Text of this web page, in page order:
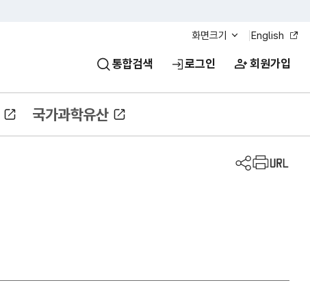
화면크기
English
통합검색 로그인 회원가입
국가과학유산